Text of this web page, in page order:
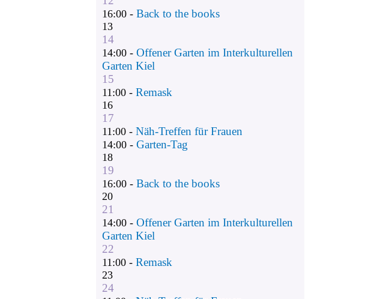
16:00 -Back to the books
13
14
14:00 -Offener Garten im Interkulturellen
Garten Kiel
15
11:00 -Remask
16
17
11:00 -Näh-Treffen für Frauen
14:00 -Garten-Tag
18
19
16:00 -Back to the books
20
21
14:00 -Offener Garten im Interkulturellen
Garten Kiel
22
11:00 -Remask
23
24